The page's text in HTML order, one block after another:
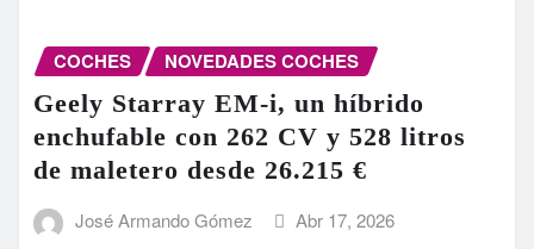
COCHES NOVEDADES COCHES
Geely Starray EM-i, un híbrido
enchufable con 262 CV y 528 litros
de maletero desde 26.215 €
José Armando Gómez Abr 17, 2026